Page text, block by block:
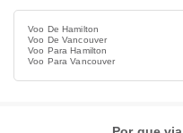
Voo De Hamilton
Voo De Vancouver
Voo Para Hamilton
Voo Para Vancouver